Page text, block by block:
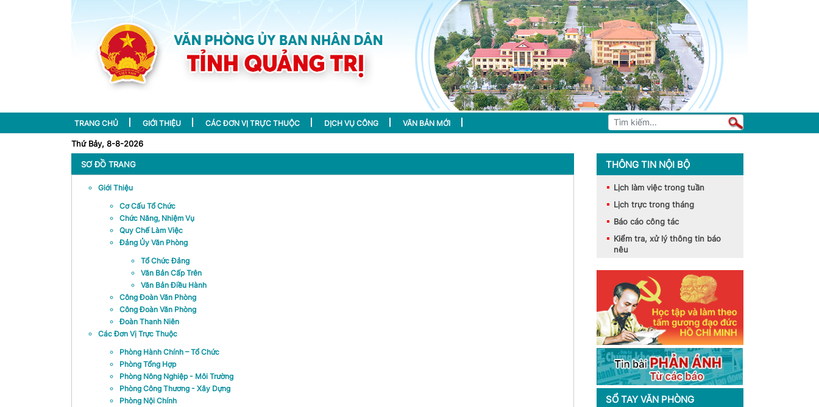
TRANG CHỦ GIỚI THIỆU CÁC ĐƠN VỊ TRỰC THUỘC DỊCH VỤ CÔNG VĂN BẢN MỚI
Thứ Bảy, 8-8-2026
SƠ ĐỒ TRANG
Giới Thiệu
Cơ Cấu Tổ Chức
Chức Năng, Nhiệm Vụ
Quy Chế Làm Việc
Đảng Ủy Văn Phòng
Tổ Chức Đảng
Văn Bản Cấp Trên
Văn Bản Điều Hành
Công Đoàn Văn Phòng
Công Đoàn Văn Phòng
Đoàn Thanh Niên
Các Đơn Vị Trực Thuộc
Phòng Hành Chính – Tổ Chức
Phòng Tổng Hợp
Phòng Nông Nghiệp - Môi Trường
Phòng Công Thương - Xây Dựng
Phòng Nội Chính
THÔNG TIN NỘI BỘ
Lịch làm việc trong tuần
Lịch trực trong tháng
Báo cáo công tác
Kiểm tra, xử lý thông tin báo
nêu
SỔ TAY VĂN PHÒNG